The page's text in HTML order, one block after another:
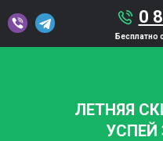
0
Бесплатно
ЛЕТНЯЯ
УСПЕЙ